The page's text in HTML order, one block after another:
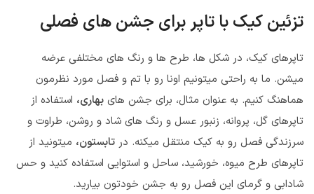
تزئین کیک با تاپر برای جشن های فصلی
تاپرهای کیک، در شکل ها، طرح ها و رنگ های مختلفی عرضه
میشن. ما به راحتی میتونیم اونا رو با تم و فصل مورد نظرمون
هماهنگ کنیم. به عنوان مثال، برای جشن های بهاری، استفاده از
تاپرهای گل، پروانه، زنبور عسل و رنگ های شاد و روشن، طراوت و
سرزندگی فصل رو به کیک منتقل میکنه. در تابستون، میتونید از
تاپرهای طرح میوه، خورشید، ساحل و استوایی استفاده کنید و حس
شادابی و گرمای این فصل رو به جشن خودتون بیارید.